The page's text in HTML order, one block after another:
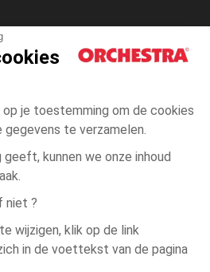
je toestemming om de cookies
te verzamelen.
kunnen we onze inhoud
niet ?
wijzigen, klik op de link
in de voettekst van de pagina
één
verkoopsvoorwaarden
bepalingen